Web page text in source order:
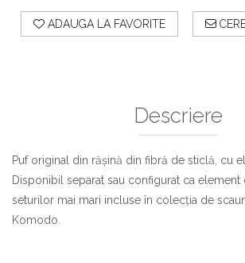
ADAUGA LA FAVORITE
Descriere
Puf original din rășină din fibră de sticlă, cu
Disponibil separat sau configurat ca element
seturilor mai mari incluse în colecția de
Komodo.